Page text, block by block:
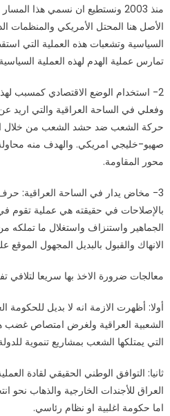
منذ 2003 ونستطيع ان نسمي هذا
الأصل هنا المحتل الأمريكي والمنظمات
السياسية وتشعبات هذه العملية التي
تمارس عملية الهدم لهذه العملية
2- استخدام الوضع الاقتصادي كمسبب
وفعلي في الساحة العراقية والتي اريد
حركة الشعب ضد حشد الشعب من خلال
صهيو-خليجي امريكي. والهدف منه
محور المقاومة.
3- مخاض يدار في الساحة العراقية:
بالإصلاحات في حقيقته هي عملية تقوم
الجماهير واستنزاف واستغلال ما تملكه
الانهاك والقبول بالبديل المجهول الموقع
معالجات ضرورة الاخذ بها سريعا لتلافي
أولا: أظهرت الازمة انه لا بديل للحكومة
الشعبية العراقية ولغرض امتصاص غضب
التي يمتلكها الشعب بمشاريع تنموية
ثانيا: التوافق الوطني الحقيقي لقادة
العراق للأجندات الخارجية والذهاب نحو
اما حكومة اغلبية او نظام رئاسي.